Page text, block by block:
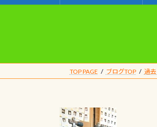
プ
動
TOP PAGE ブログTOP 過